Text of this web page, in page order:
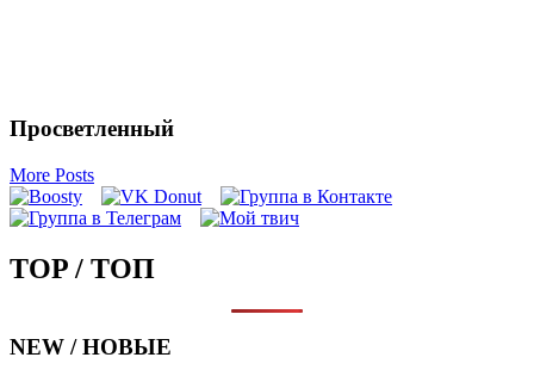
Просветленный
More Posts
TOP / ТОП
NEW / НОВЫЕ